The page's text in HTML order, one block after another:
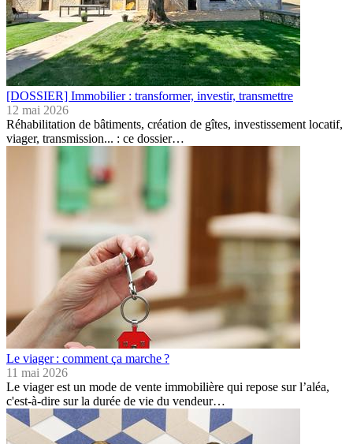
[DOSSIER] Immobilier : transformer, investir, transmettre
12 mai 2026
Réhabilitation de bâtiments, création de gîtes, investissement locatif,
viager, transmission... : ce dossier…
Le viager : comment ça marche ?
11 mai 2026
Le viager est un mode de vente immobilière qui repose sur l’aléa,
c'est-à-dire sur la durée de vie du vendeur…